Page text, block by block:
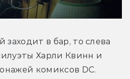
заходит в бар, то слева
Харли Квинн и
комиксов DC.